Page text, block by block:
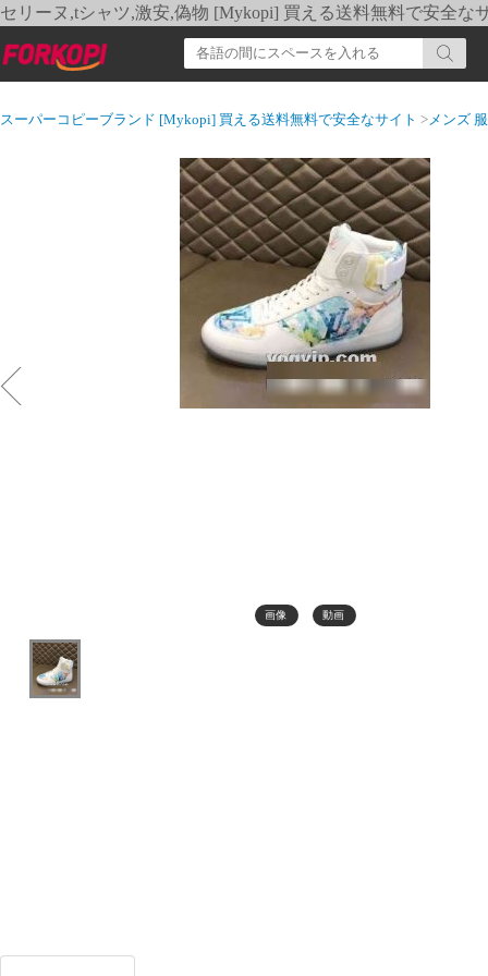
セリーヌ,tシャツ,激安,偽物 [Mykopi] 買える送料無料で安全な
スーパーコピーブランド [Mykopi] 買える送料無料で安全なサイト >メンズ 服
画像 動画